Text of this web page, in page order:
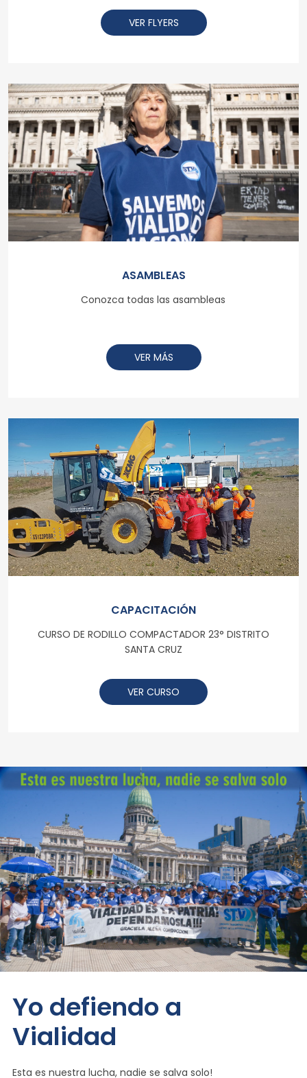
VER FLYERS
ASAMBLEAS
Conozca todas las asambleas
VER MÁS
CAPACITACIÓN
CURSO DE RODILLO COMPACTADOR 23° DISTRITO
SANTA CRUZ
VER CURSO
Yo defiendo a
Vialidad
Esta es nuestra lucha, nadie se salva solo!